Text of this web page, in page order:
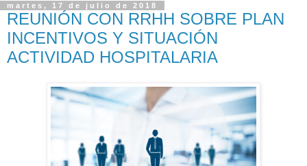
martes, 17 de julio de 2018
REUNIÓN CON RRHH SOBRE PLAN
INCENTIVOS Y SITUACIÓN
ACTIVIDAD HOSPITALARIA